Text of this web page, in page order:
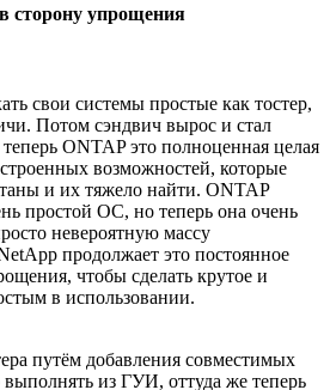
сторону упрощения
свои системы простые как тостер,
Потом сэндвич вырос и стал
теперь ONTAP это полноценная целая
возможностей, которые
и их тяжело найти. ONTAP
простой ОС, но теперь она очень
невероятную массу
продолжает это постоянное
чтобы сделать крутое и
в использовании.
путём добавления совместимых
из ГУИ, оттуда же теперь